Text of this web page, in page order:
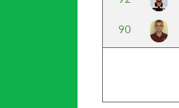
90